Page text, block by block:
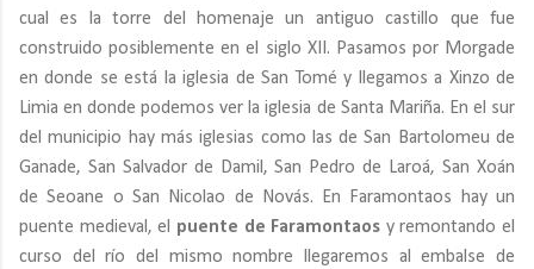
cual es la torre del homenaje un antiguo castillo que fue
construido posiblemente en el siglo XII. Pasamos por Morgade
en donde se está la iglesia de San Tomé y llegamos a Xinzo de
Limia en donde podemos ver la iglesia de Santa Mariña. En el sur
del municipio hay más iglesias como las de San Bartolomeu de
Ganade, San Salvador de Damil, San Pedro de Laroá, San Xoán
de Seoane o San Nicolao de Novás. En Faramontaos hay un
puente medieval, el puente de Faramontaos y remontando el
curso del río del mismo nombre llegaremos al embalse de